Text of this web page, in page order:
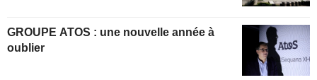
GROUPE ATOS : une nouvelle année à
oublier